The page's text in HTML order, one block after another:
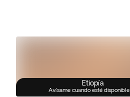
Etiopía
Avísame cuando esté disponible